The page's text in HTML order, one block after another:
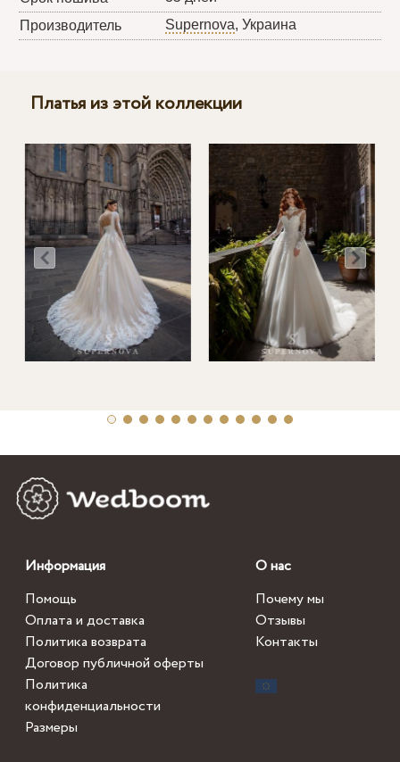
Производитель
Supernova, Украина
Платья из этой коллекции
Информация
Помощь
Оплата и доставка
Политика возврата
Договор публичной оферты
Политика
конфиденциальности
Размеры
О нас
Почему мы
Отзывы
Контакты